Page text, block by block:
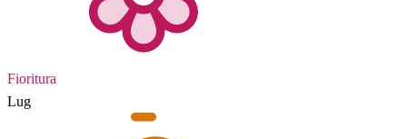
Fioritura
Lug